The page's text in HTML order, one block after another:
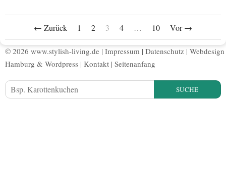
← Zurück 1 2 3 4 … 10 Vor →
© 2026 www.stylish-living.de | Impressum | Datenschutz | Webdesign
Hamburg & Wordpress | Kontakt | Seitenanfang
SUCHE